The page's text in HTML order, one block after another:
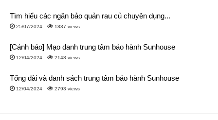
Tìm hiểu các ngăn bảo quản rau củ chuyên dụng...
25/07/2024 1837 views
[Cảnh báo] Mạo danh trung tâm bảo hành Sunhouse
12/04/2024 2148 views
Tổng đài và danh sách trung tâm bảo hành Sunhouse
12/04/2024 2793 views